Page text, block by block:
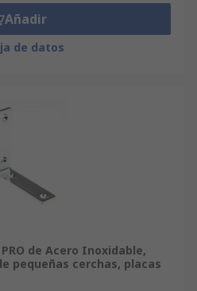
Añadir
de datos
de Acero Inoxidable,
pequeñas cerchas, placas